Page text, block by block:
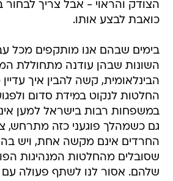
הצודק והראוי - אבל צריך לבחור
כואבת לבצע אותו.
בימים שבהם אנו מותקפים מכל
השונות שבהן עודנה מתחוללת
הבינלאומית, קשה להבין איך
החלטות לנקוט במידת סדום
במשפחות רבות בישראל למען
גם כשמהלך פוגעני כזה מתרחש,
החרדים אינם מקשה אחת, ויש
שסובלים מהחלטות המנהיגות
שלהם. אסור לנו לשתף פעולה עם